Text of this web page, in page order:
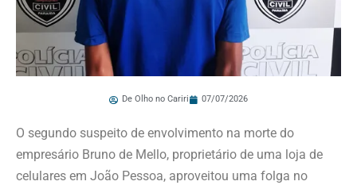
De Olho no Cariri 07/07/2026
O segundo suspeito de envolvimento na morte do
empresário Bruno de Mello, proprietário de uma loja de
celulares em João Pessoa, aproveitou uma folga no